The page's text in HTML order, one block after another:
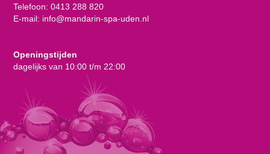
Telefoon: 0413 288 820
E-mail: info@mandarin-spa-uden.nl
Openingstijden
dagelijks van 10:00 t/m 22:00